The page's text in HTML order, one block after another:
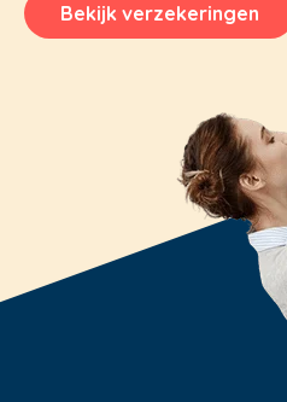
Bekijk verzekeringen